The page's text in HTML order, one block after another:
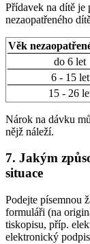
Přídavek na dítě je
nezaopatřeného
Věk
do 6 let
6 - 15 let
15 - 26
Nárok na dávku
nějž náleží.
7. Jakým
situace
Podejte písemnou
formuláři (na
tiskopisu, příp.
elektronický